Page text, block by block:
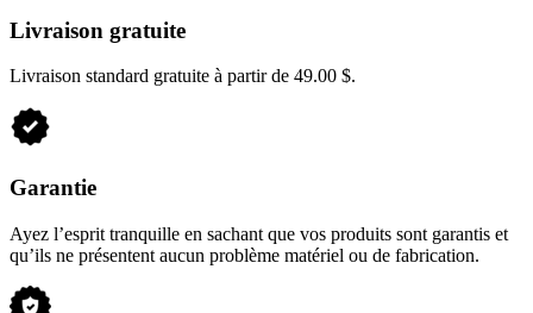
Livraison gratuite
Livraison standard gratuite à partir de 49.00 $.
Garantie
Ayez l’esprit tranquille en sachant que vos produits sont garantis et
qu’ils ne présentent aucun problème matériel ou de fabrication.